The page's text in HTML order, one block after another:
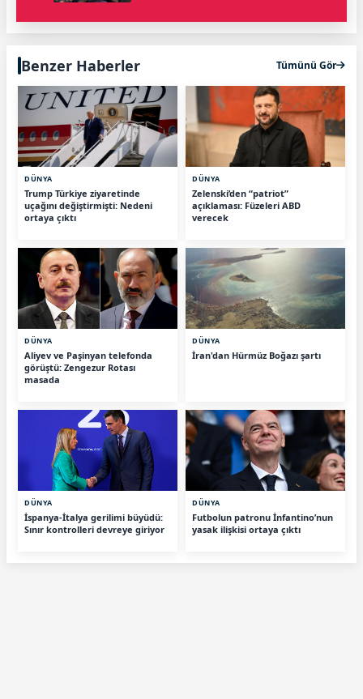
Benzer Haberler Tümünü Gör
DÜNYA
Trump Türkiye ziyaretinde
uçağını değiştirmişti: Nedeni
ortaya çıktı
DÜNYA
Zelenski’den “patriot”
açıklaması: Füzeleri ABD
verecek
DÜNYA
Aliyev ve Paşinyan telefonda
görüştü: Zengezur Rotası
masada
DÜNYA
İran'dan Hürmüz Boğazı şartı
DÜNYA
İspanya-İtalya gerilimi büyüdü:
Sınır kontrolleri devreye giriyor
DÜNYA
Futbolun patronu İnfantino’nun
yasak ilişkisi ortaya çıktı